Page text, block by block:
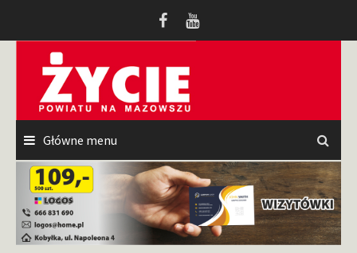
Główne menu